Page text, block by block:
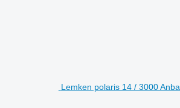
Lemken polaris 14 / 3000